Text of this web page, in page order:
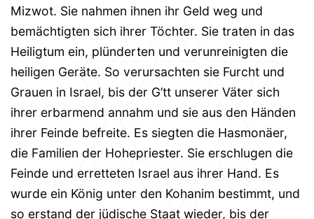
Mizwot. Sie nahmen ihnen ihr Geld weg und
bemächtigten sich ihrer Töchter. Sie traten in das
Heiligtum ein, plünderten und verunreinigten die
heiligen Geräte. So verursachten sie Furcht und
Grauen in Israel, bis der G’tt unserer Väter sich
ihrer erbarmend annahm und sie aus den Händen
ihrer Feinde befreite. Es siegten die Hasmonäer,
die Familien der Hohepriester. Sie erschlugen die
Feinde und erretteten Israel aus ihrer Hand. Es
wurde ein König unter den Kohanim bestimmt, und
so erstand der jüdische Staat wieder, bis der